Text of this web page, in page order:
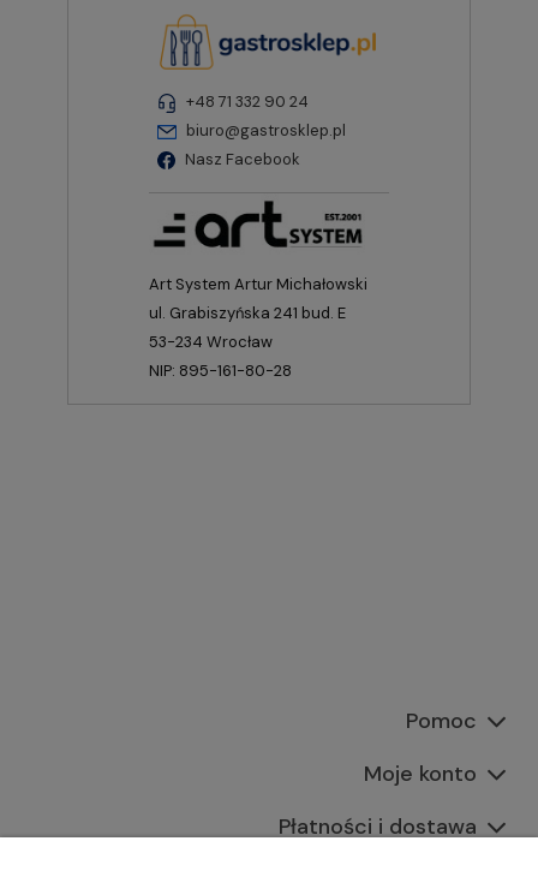
+48 71 332 90 24
biuro@gastrosklep.pl
Nasz Facebook
Art System Artur Michałowski
ul. Grabiszyńska 241 bud. E
53-234 Wrocław
NIP: 895-161-80-28
Pomoc
Moje konto
Płatności i dostawa